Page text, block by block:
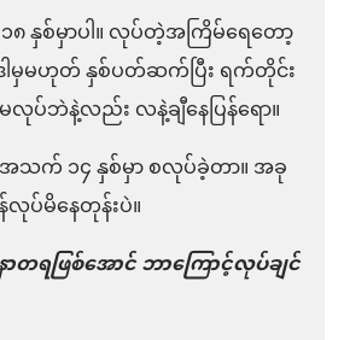
နှစ်မှာပါ။ လုပ်တဲ့အကြိမ်ရေတော့
မှမဟုတ် နှစ်ပတ်ဆက်ပြီး ရက်တိုင်း
ပ်ဘဲနဲ့လည်း လနဲ့ချီနေပြန်ရော။
သက် ၁၄ နှစ်မှာ စလုပ်ခဲ့တာ။ အခု
လုပ်မိနေတုန်းပဲ။
ဖြစ်အောင် ဘာကြောင့်လုပ်ချင်